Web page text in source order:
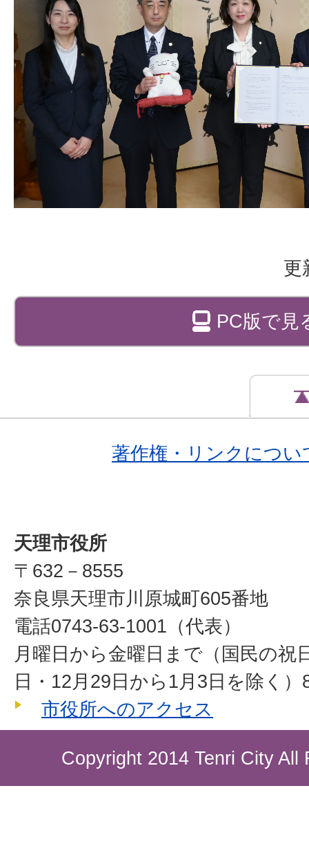
更
PC版で見
著作権・リンクについ
天理市役所
〒632－8555
奈良県天理市川原城町605番地
電話0743-63-1001（代表）
月曜日から金曜日まで（国民の祝
日・12月29日から1月3日を除く
市役所へのアクセス
Copyright 2014 Tenri City All